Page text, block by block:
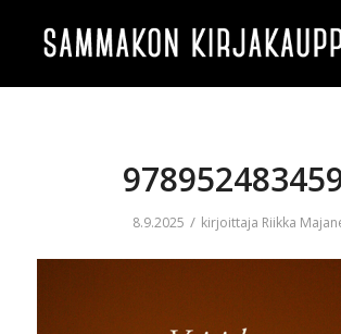
8.9.2025 / kirjoittaja Riikka